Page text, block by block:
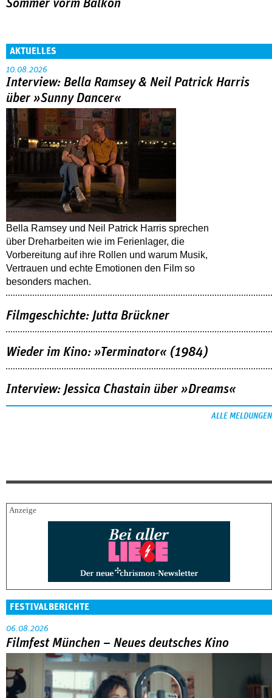
Sommer vorm Balkon
AKTUELLES
10.08.2026
Interview: Bella Ramsey & Neil Patrick Harris
über »Sunny Dancer«
Bella Ramsey und Neil Patrick Harris sprechen
über Dreharbeiten wie im Ferienlager, die
Vorbereitung auf ihre Rollen und warum Musik,
Vertrauen und echte Emotionen den Film so
besonders machen.
Filmgeschichte: Jutta Brückner
Wieder im Kino: »Terminator« (1984)
Interview: Jessica Chastain über »Dreams«
ALLE MELDUNGEN
FESTIVALBERICHTE
06.08.2026
Filmfest München – Neues deutsches Kino